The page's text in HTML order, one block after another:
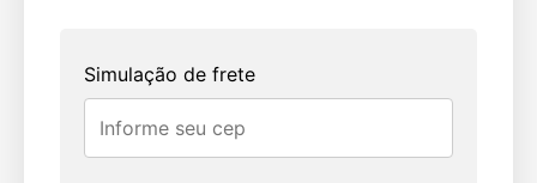
Simulação de frete